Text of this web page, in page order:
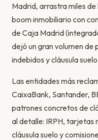
Madrid, arrastra miles
boom inmobiliario con
de Caja Madrid
dejó un gran volumen de
indebidos y cláusula
Las entidades más
CaixaBank, Santander,
patrones concretos de
al detalle: IRPH, tarjetas
cláusula suelo y